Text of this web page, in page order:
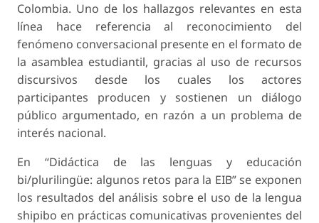
Colombia. Uno de los hallazgos relevantes en esta
línea hace referencia al reconocimiento del
fenómeno conversacional presente en el formato de
la asamblea estudiantil, gracias al uso de recursos
discursivos desde los cuales los actores
participantes producen y sostienen un diálogo
público argumentado, en razón a un problema de
interés nacional.
En “Didáctica de las lenguas y educación
bi/plurilingüe: algunos retos para la EIB” se exponen
los resultados del análisis sobre el uso de la lengua
shipibo en prácticas comunicativas provenientes del